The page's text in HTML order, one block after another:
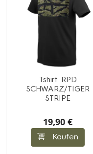
Tshirt RPD
SCHWARZ/TIGER
STRIPE
19,90 €
Kaufen